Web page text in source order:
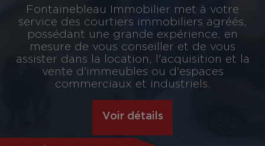
Fontainebleau Immobilier met à votre
service des courtiers immobiliers agréés,
possédant une grande expérience, en
mesure de vous conseiller et de vous
assister dans la location, l'acquisition et la
vente d'immeubles ou d'espaces
commerciaux et industriels.
Voir détails